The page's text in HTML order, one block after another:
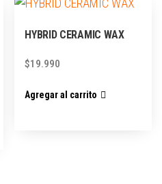
HYBRID CERAMIC WAX
$19.990
Agregar al carrito